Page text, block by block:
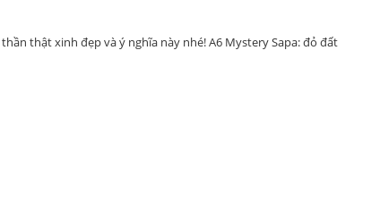
thật xinh đẹp và ý nghĩa này nhé! A6 Mystery Sapa: đỏ đất